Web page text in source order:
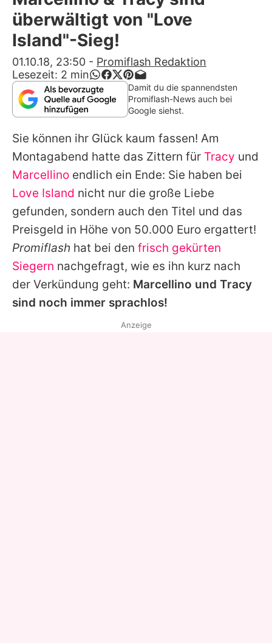
Alle Themen auf Promiflash
App runterladen
Team
Redaktionelle Richtlinien
Impressum
Datenschutzerklärung
Nutzungsbedingungen
Utiq verwalten
überwältigt von "Love
Island"-Sieg!
01.10.18, 23:50 - Promiflash Redaktion
Lesezeit: 2 min
Damit du die spannendsten
Promiflash-News auch bei
Google siehst.
Sie können ihr Glück kaum fassen! Am
Montagabend hatte das Zittern für Tracy und
Marcellino endlich ein Ende: Sie haben bei
Love Island nicht nur die große Liebe
gefunden, sondern auch den Titel und das
Preisgeld in Höhe von 50.000 Euro ergattert!
Promiflash hat bei den frisch gekürten
Siegern nachgefragt, wie es ihn kurz nach
der Verkündung geht: Marcellino und Tracy
sind noch immer sprachlos!
Anzeige